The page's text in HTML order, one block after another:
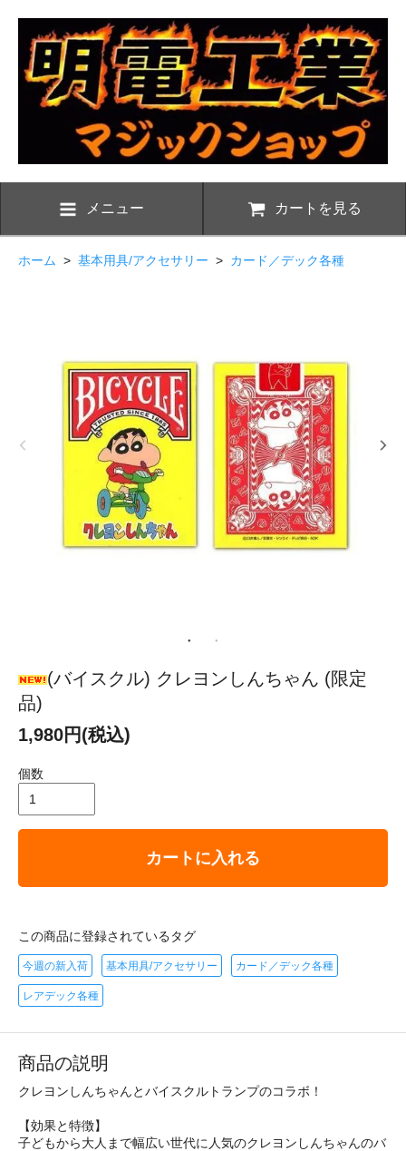
メニュー カートを見る
ホーム > 基本用具/アクセサリー > カード／デック各種
(バイスクル) クレヨンしんちゃん (限定
品)
1,980円(税込)
個数
カートに入れる
この商品に登録されているタグ
今週の新入荷 基本用具/アクセサリー カード／デック各種
レアデック各種
商品の説明
クレヨンしんちゃんとバイスクルトランプのコラボ！
【効果と特徴】
子どもから大人まで幅広い世代に人気のクレヨンしんちゃんのバ